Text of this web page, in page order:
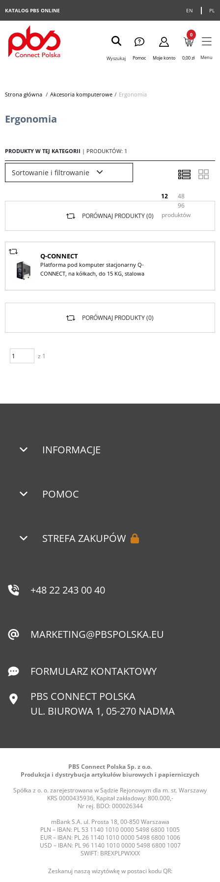
EN PL
KATALOG PBS ONLINE
Wyszukaj Pomoc Moje konto
0
0,00 zł Menu
Strona główna> Akcesoria komputerowe> Ergonomia
Ergonomia
PRODUKTY W TEJ KATEGORII | PRODUKTÓW: 1
Sortowanie i filtrowanie
12
48
96
produktów
PORÓWNAJ PRODUKTY (0)
Q-CONNECT
Platforma pod komputer stacjonarny Q-
CONNECT, na kółkach, do 15 KG, stalowa
z 1
PORÓWNAJ PRODUKTY (0)
INFORMACJE
POMOC
STREFA ZAKUPÓW
+48 22 243 00 40
MARKETING@PBSPOLSKA.EU
FORMULARZ KONTAKTOWY
PBS CONNECT POLSKA
UL. BIUROWA 1, 05-270 NADMA
PBS Connect Polska Sp. z o.o.
Produkcja i dystrybucja artykułów biurowych i papierniczych
Spółka z o. o. zarejestrowana w Sądzie Rejonowym dla m. st. Warszawy
KRS 0000435936, Kapitał zakładowy: 800.000,-
Nr rej. BDO: 000026344
mBank S.A. ul. Prosta 18, 00-850 Warszawa
PLN – IBAN: PL 53 1140 1010 0000 5498 6800 1005
EUR – IBAN: PL 26 1140 1010 0000 5498 6800 1006
USD – IBAN: PL 96 1140 1010 0000 5498 6800 1007
SWIFT: BREXPLPWXXX
Zeskanuj naszą wizytówkę w postaci kodu QR: